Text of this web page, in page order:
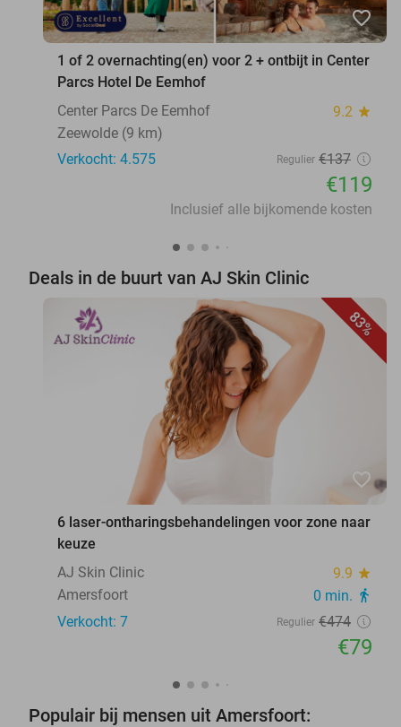
favorite_border
1 of 2 overnachting(en) voor 2 + ontbijt in Center
Parcs Hotel De Eemhof
Center Parcs De Eemhof
9.2 star
Zeewolde (9 km)
Verkocht: 4.575
Regulier €137
€119
Inclusief alle bijkomende kosten
Deals in de buurt van AJ Skin Clinic
83%
favorite_border
6 laser-ontharingsbehandelingen voor zone naar
keuze
AJ Skin Clinic
9.9 star
Amersfoort 0 min. directions_walk
Verkocht: 7 Regulier €474
€79
Populair bij mensen uit Amersfoort: